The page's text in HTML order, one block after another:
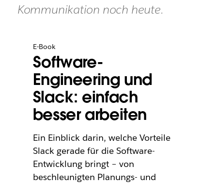
Kommunikation noch heute.
E-Book
Software-
Engineering und
Slack: einfach
besser arbeiten
Ein Einblick darin, welche Vorteile
Slack gerade für die Software-
Entwicklung bringt – von
beschleunigten Planungs- und